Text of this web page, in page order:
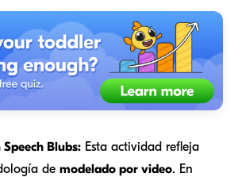
Blubs: Esta actividad refleja
de modelado por video. En